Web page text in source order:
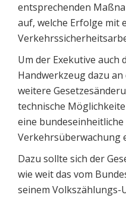
entsprechenden
auf, welche Erfolge mit
Um der Exekutive auch
Handwerkzeug dazu
weitere
technische
eine
Verkehrsüberwachung
Dazu sollte sich der
wie weit das vom
seinem Volkszählungs-